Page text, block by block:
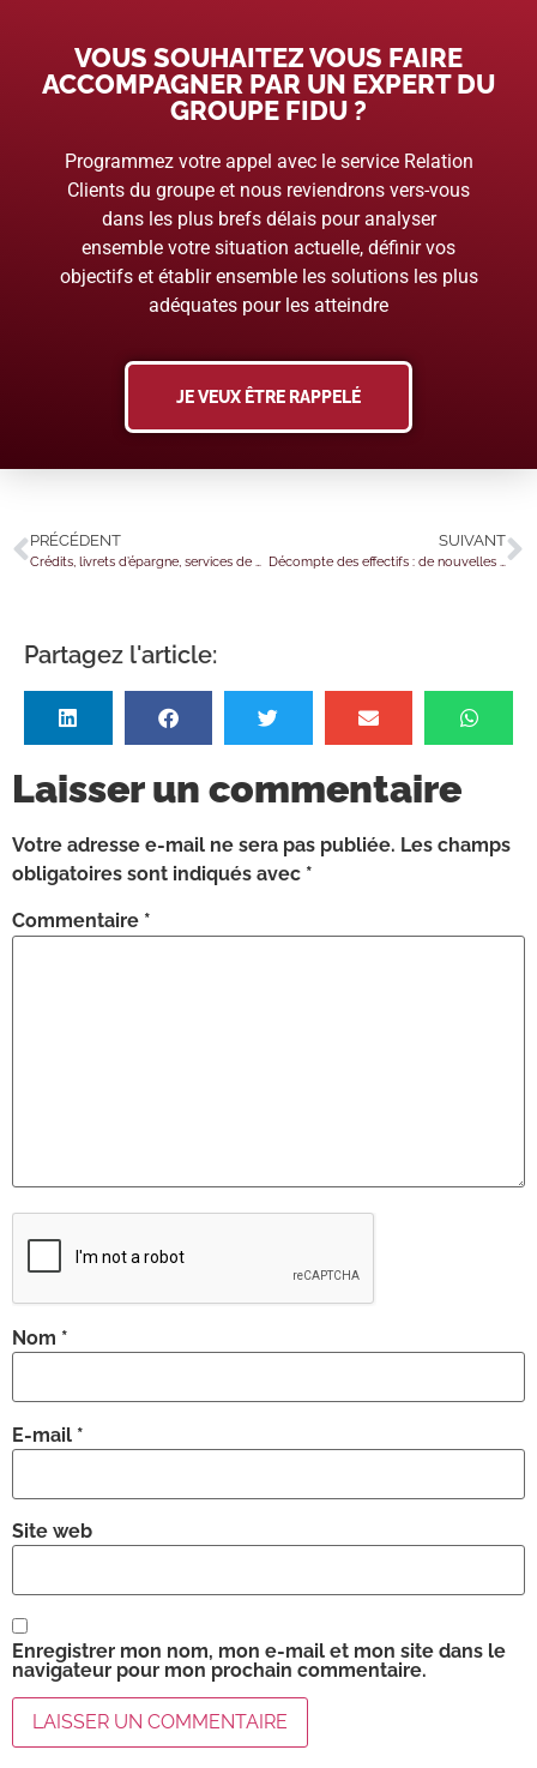
VOUS SOUHAITEZ VOUS FAIRE
ACCOMPAGNER PAR UN EXPERT DU
GROUPE FIDU ?
Programmez votre appel avec le service Relation
Clients du groupe et nous reviendrons vers-vous
dans les plus brefs délais pour analyser
ensemble votre situation actuelle, définir vos
objectifs et établir ensemble les solutions les plus
adéquates pour les atteindre
JE VEUX ÊTRE RAPPELÉ
PRÉCÉDENT
Crédits, livrets d’épargne, services de paiement et assurances : attention aux escroqueries !
SUIVANT
Décompte des effectifs : de nouvelles précisions
Partagez l'article:
Laisser un commentaire
Votre adresse e-mail ne sera pas publiée. Les champs
obligatoires sont indiqués avec *
Commentaire *
Nom *
E-mail *
Site web
Enregistrer mon nom, mon e-mail et mon site dans le
navigateur pour mon prochain commentaire.